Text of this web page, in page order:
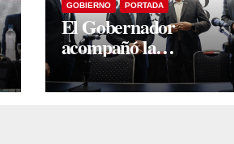
GOBIERNO PORTADA
El Gobernador
acompañó la
presentación de Jetsmart
que unirá Santiago y